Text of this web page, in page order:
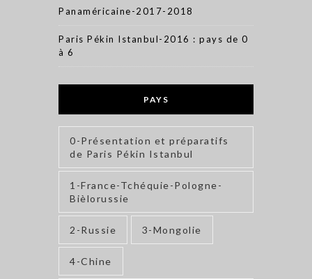
Panaméricaine-2017-2018
Paris Pékin Istanbul-2016 : pays de 0
à 6
PAYS
0-Présentation et préparatifs
de Paris Pékin Istanbul
1-France-Tchéquie-Pologne-
Bièlorussie
2-Russie 3-Mongolie
4-Chine